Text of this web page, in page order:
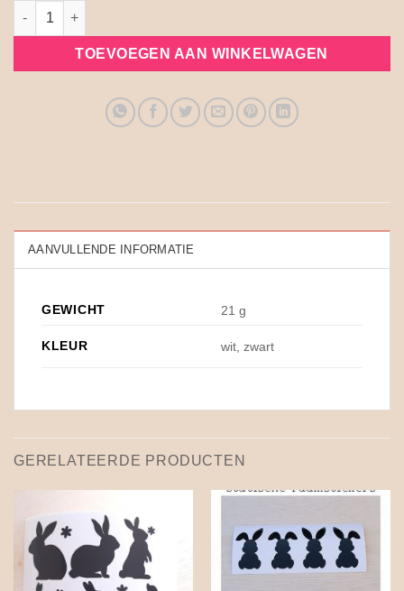
Raam stickers statisch wild flowers aantal
TOEVOEGEN AAN WINKELWAGEN
AANVULLENDE INFORMATIE
GEWICHT 21 g
KLEUR wit, zwart
GERELATEERDE PRODUCTEN